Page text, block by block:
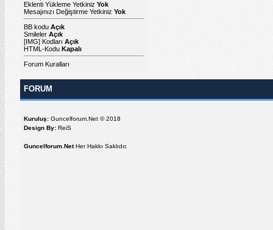
Eklenti Yükleme Yetkiniz Yok
Mesajınızı Değiştirme Yetkiniz Yok
BB kodu Açık
Smileler Açık
[IMG] Kodları Açık
HTML-Kodu Kapalı
Forum Kuralları
FORUM
Kuruluş: Guncelforum.Net © 2018
Design By: ReiS
Guncelforum.NetHer Hakkı Saklıdır.